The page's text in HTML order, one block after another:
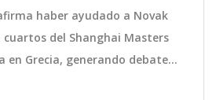
haber ayudado a Novak
cuartos del Shanghai Masters
en Grecia, generando debate